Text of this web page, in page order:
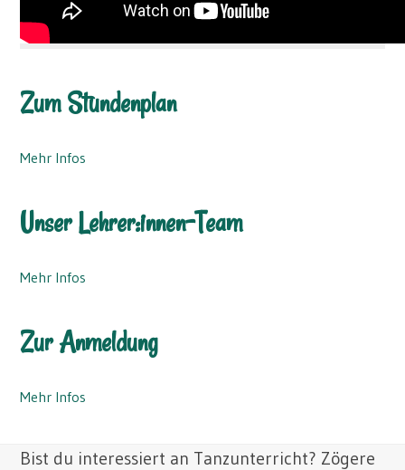
Zum Stundenplan
Mehr Infos
Unser Lehrer:innen-Team
Mehr Infos
Zur Anmeldung
Mehr Infos
Bist du interessiert an Tanzunterricht? Zögere